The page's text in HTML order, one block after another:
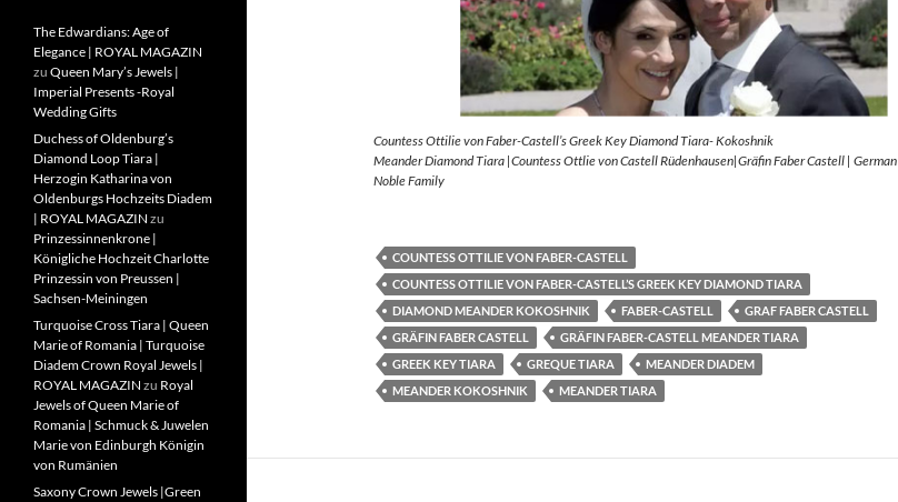
Countess Ottilie von Faber-Castell’s Greek Key Diamond Tiara- Kokoshnik
Meander Diamond Tiara |Countess Ottlie von Castell Rüdenhausen|Gräfin Faber Castell | German
Noble Family
COUNTESS OTTILIE VON FABER-CASTELL
COUNTESS OTTILIE VON FABER-CASTELL’S GREEK KEY DIAMOND TIARA
DIAMOND MEANDER KOKOSHNIK
FABER-CASTELL
GRAF FABER CASTELL
GRÄFIN FABER CASTELL
GRÄFIN FABER-CASTELL MEANDER TIARA
GREEK KEY TIARA
GREQUE TIARA
MEANDER DIADEM
MEANDER KOKOSHNIK
MEANDER TIARA
The Edwardians: Age of
Elegance | ROYAL MAGAZIN
zu Queen Mary’s Jewels |
Imperial Presents -Royal
Wedding Gifts
Duchess of Oldenburg’s
Diamond Loop Tiara |
Herzogin Katharina von
Oldenburgs Hochzeits Diadem
| ROYAL MAGAZIN zu
Prinzessinnenkrone |
Königliche Hochzeit Charlotte
Prinzessin von Preussen |
Sachsen-Meiningen
Turquoise Cross Tiara | Queen
Marie of Romania | Turquoise
Diadem Crown Royal Jewels |
ROYAL MAGAZIN zu Royal
Jewels of Queen Marie of
Romania | Schmuck & Juwelen
Marie von Edinburgh Königin
von Rumänien
Saxony Crown Jewels |Green